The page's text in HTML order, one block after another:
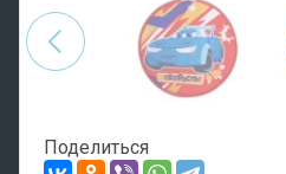
Поделиться